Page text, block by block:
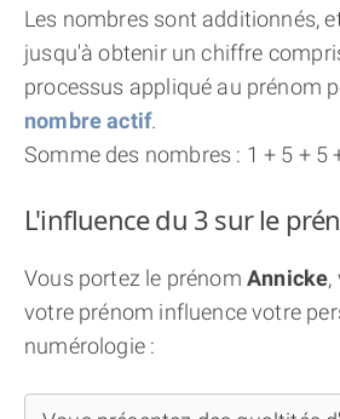
Les nombres sont additionnés,
jusqu'à obtenir un chiffre
processus appliqué au prénom
nombre actif.
Somme des nombres : 1 + 5 + 5
L'influence du 3 sur le
Vous portez le prénom Annicke,
votre prénom influence votre
numérologie :